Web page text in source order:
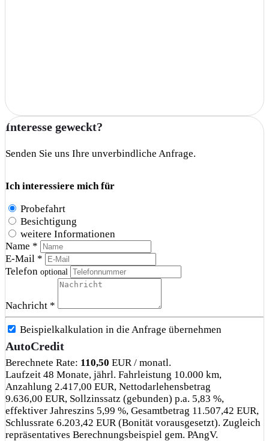
Interesse geweckt?
Senden Sie uns Ihre unverbindliche Anfrage.
Ich interessiere mich für
Probefahrt
Besichtigung
weitere Informationen
Name *
E-Mail *
Telefon optional
Nachricht *
Beispielkalkulation in die Anfrage übernehmen
AutoCredit
Berechnete Rate: 110,50 EUR / monatl.
Laufzeit 48 Monate, jährl. Fahrleistung 10.000 km,
Anzahlung 2.417,00 EUR, Nettodarlehensbetrag
9.636,00 EUR, Sollzinssatz (gebunden) p.a. 5,83 %,
effektiver Jahreszins 5,99 %, Gesamtbetrag 11.507,42 EUR,
Schlussrate 6.203,42 EUR (Bonität vorausgesetzt). Zugleich
repräsentatives Berechnungsbeispiel gem. PAngV.